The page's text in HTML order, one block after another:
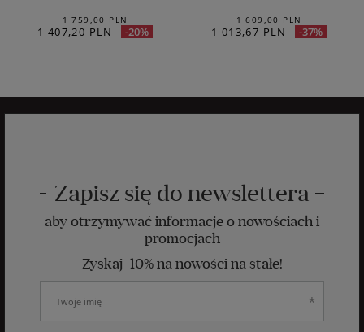
1 759,00 PLN
1 407,20 PLN -20%
1 609,00 PLN
1 013,67 PLN -37%
Zapisz się do newslettera
aby otrzymywać informacje o nowościach i
promocjach
Zyskaj -10% na nowości na stałe!